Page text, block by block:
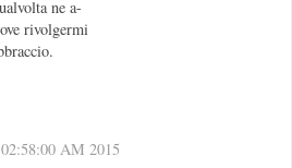
ne a-
rivolgermi
AM 2015